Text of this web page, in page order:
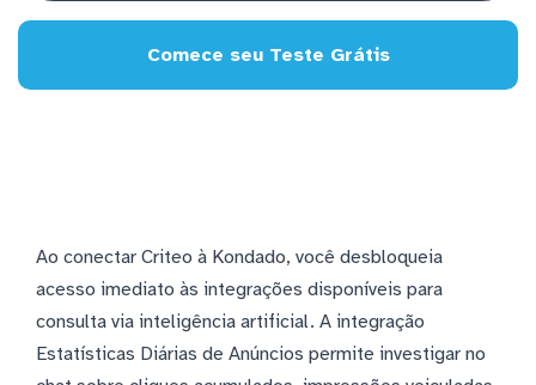
Comece seu Teste Grátis
Ao conectar Criteo à Kondado, você desbloqueia
acesso imediato às integrações disponíveis para
consulta via inteligência artificial. A integração
Estatísticas Diárias de Anúncios permite investigar no